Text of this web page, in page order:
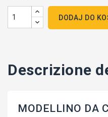
DODAJ DO
Descrizione
MODELLINO DA